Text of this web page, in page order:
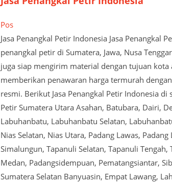
Pos
Jasa Penangkal Petir Indonesia Jasa Penangkal
penangkal petir di Sumatera, Jawa, Nusa
juga siap mengirim material dengan tujuan
memberikan penawaran harga termurah
resmi. Berikut Jasa Penangkal Petir Indonesia
Petir Sumatera Utara Asahan, Batubara, Dairi,
Labuhanbatu, Labuhanbatu Selatan,
Nias Selatan, Nias Utara, Padang Lawas,
Simalungun, Tapanuli Selatan, Tapanuli
Medan, Padangsidempuan, Pematangsiantar,
Sumatera Selatan Banyuasin, Empat Lawang,